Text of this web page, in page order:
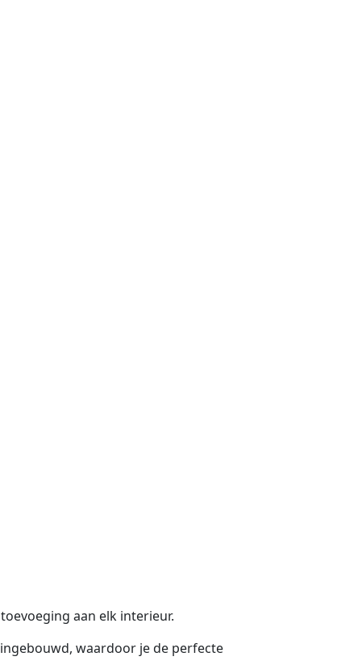
aan elk interieur.
waardoor je de perfecte